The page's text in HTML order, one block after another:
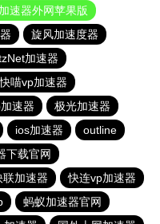
速器外网苹果版
旋风加速度器
加速器
快喵vp加速器
速器
极光加速器
ios加速器
outline
下载官网
联加速器
快连vp加速器
蚂蚁加速器官网